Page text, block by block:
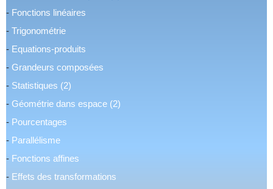
- Fonctions linéaires
- Trigonométrie
- Equations-produits
- Grandeurs composées
- Statistiques (2)
- Géométrie dans espace (2)
- Pourcentages
- Parallélisme
- Fonctions affines
- Effets des transformations